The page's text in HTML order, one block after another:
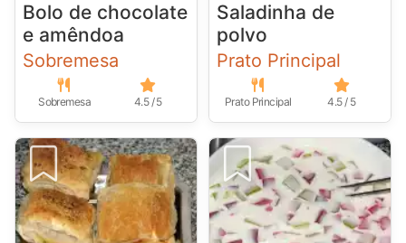
Bolo de chocolate
e amêndoa
Sobremesa
Sobremesa 4.5 / 5
Saladinha de
polvo
Prato Principal
Prato Principal 4.5 / 5